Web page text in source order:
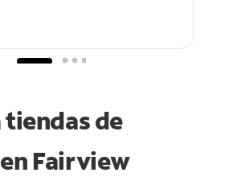
de
Fairview